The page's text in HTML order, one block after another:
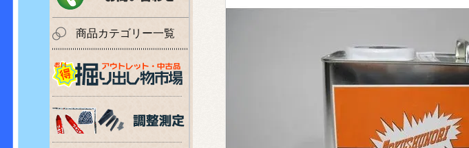
商品カテゴリー一覧